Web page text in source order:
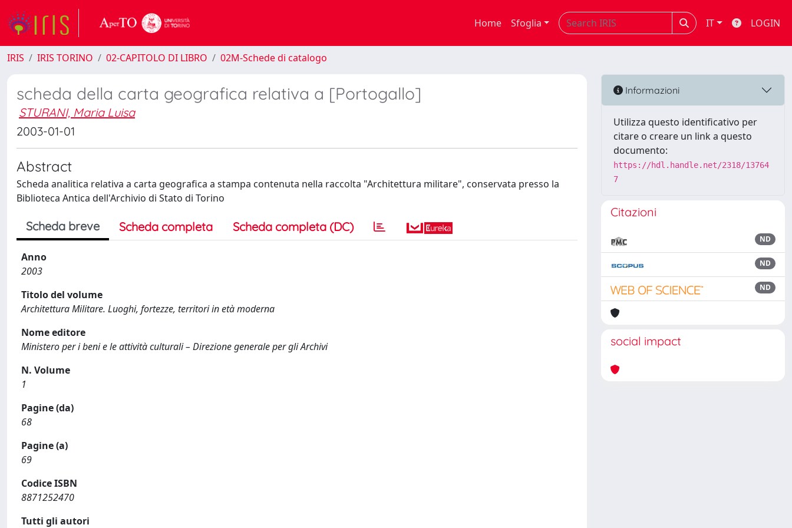
Home Sfoglia IT LOGIN
IRIS IRIS TORINO 02-CAPITOLO DI LIBRO 02M-Schede di catalogo
scheda della carta geografica relativa a [Portogallo]
STURANI, Maria Luisa
2003-01-01
Abstract
Scheda analitica relativa a carta geografica a stampa contenuta nella raccolta "Architettura militare", conservata presso la
Biblioteca Antica dell'Archivio di Stato di Torino
Scheda breve Scheda completa Scheda completa (DC)
Anno
2003
Titolo del volume
Architettura Militare. Luoghi, fortezze, territori in età moderna
Nome editore
Ministero per i beni e le attività culturali – Direzione generale per gli Archivi
N. Volume
1
Pagine (da)
68
Pagine (a)
69
Codice ISBN
8871252470
Tutti gli autori
Informazioni
Utilizza questo identificativo per
citare o creare un link a questo
documento:
https://hdl.handle.net/2318/13764
7
Citazioni
ND
ND
ND
social impact